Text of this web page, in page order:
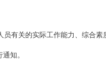
有关的实际工作能力、综合素
知。